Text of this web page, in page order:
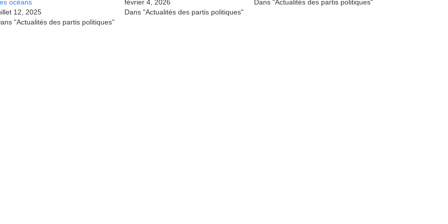
océans
12, 2025
"Actualités des partis politiques"
février 4, 2026
Dans "Actualités des partis politiques"
Dans "Actualités des partis politiques"